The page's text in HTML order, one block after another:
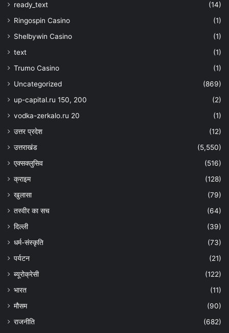
ready_text
(14)
Ringospin Casino
(1)
Shelbywin Casino
(1)
text
(1)
Trumo Casino
(1)
Uncategorized
(869)
up-capital.ru 150, 200
(2)
vodka-zerkalo.ru 20
(1)
उत्तर प्रदेश
(12)
उत्तराखंड
(5,550)
एक्सक्लुसिव
(516)
क्राइम
(128)
खुलासा
(79)
तस्वीर का सच
(64)
दिल्ली
(39)
धर्म-संस्कृति
(73)
पर्यटन
(21)
ब्यूरोक्रेसी
(122)
भारत
(11)
मौसम
(90)
राजनीति
(682)